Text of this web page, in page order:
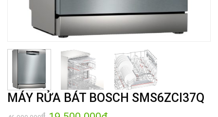
MÁY RỬA BÁT BOSCH SMS6ZCI37Q
₫ Giá
Giá